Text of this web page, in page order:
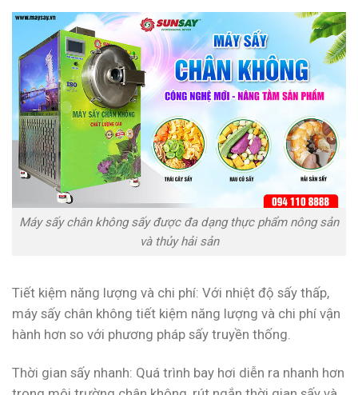
Máy sấy chân không sấy được đa dạng thực phẩm nông sản
và thủy hải sản
Tiết kiệm năng lượng và chi phí: Với nhiệt độ sấy thấp,
máy sấy chân không tiết kiệm năng lượng và chi phí vận
hành hơn so với phương pháp sấy truyền thống.
Thời gian sấy nhanh: Quá trình bay hơi diễn ra nhanh hơn